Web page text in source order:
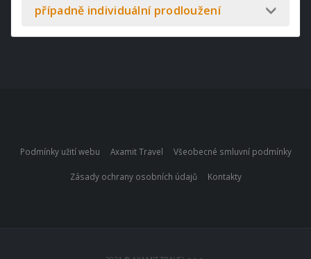
případně individuální prodloužení
Podmínky užití webu Axamit Travel Všeobecné smluvní podmínky
Zásady ochrany osobních údajů Kontakty